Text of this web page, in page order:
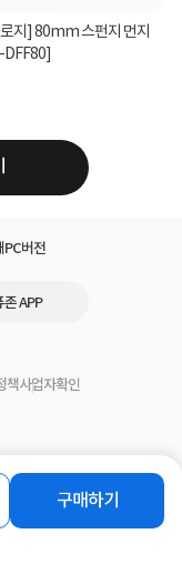
구매하기
로지] 80mm 스펀지 먼지
PC버전
존 APP
책사업자확인